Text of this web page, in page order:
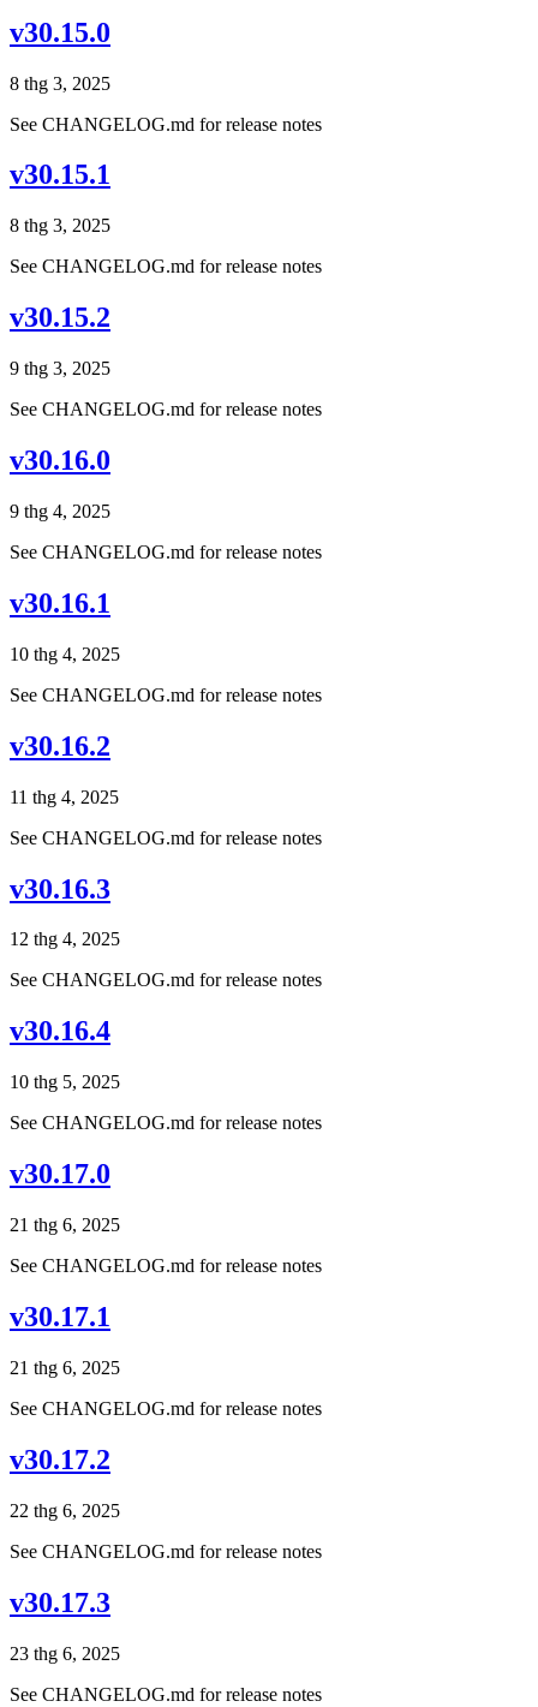
v30.15.0
8 thg 3, 2025
See CHANGELOG.md for release notes
v30.15.1
8 thg 3, 2025
See CHANGELOG.md for release notes
v30.15.2
9 thg 3, 2025
See CHANGELOG.md for release notes
v30.16.0
9 thg 4, 2025
See CHANGELOG.md for release notes
v30.16.1
10 thg 4, 2025
See CHANGELOG.md for release notes
v30.16.2
11 thg 4, 2025
See CHANGELOG.md for release notes
v30.16.3
12 thg 4, 2025
See CHANGELOG.md for release notes
v30.16.4
10 thg 5, 2025
See CHANGELOG.md for release notes
v30.17.0
21 thg 6, 2025
See CHANGELOG.md for release notes
v30.17.1
21 thg 6, 2025
See CHANGELOG.md for release notes
v30.17.2
22 thg 6, 2025
See CHANGELOG.md for release notes
v30.17.3
23 thg 6, 2025
See CHANGELOG.md for release notes